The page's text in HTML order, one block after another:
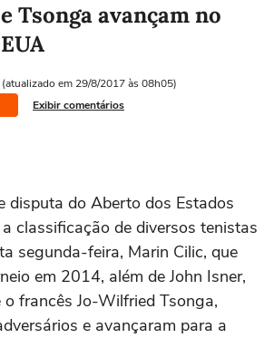
Tsonga avançam no
(atualizado em 29/8/2017 às 08h05)
Exibir comentários
disputa do Aberto dos Estados
classificação de diversos tenistas
segunda-feira, Marin Cilic, que
em 2014, além de John Isner,
francês Jo-Wilfried Tsonga,
e avançaram para a